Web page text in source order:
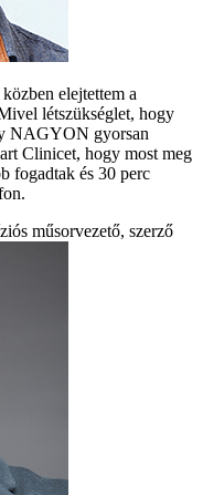
elejtettem a
létszükséglet, hogy
NAGYON gyorsan
Clinicet, hogy most meg
fogadtak és 30 perc
műsorvezető, szerző